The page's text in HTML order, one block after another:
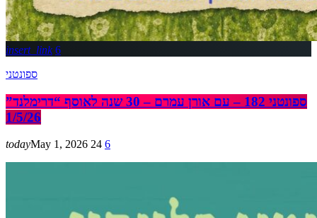
insert_link 6
ספונטני
ספונטני 182 – עם אורן עמרם – 30 שנה לאוסף “דרימלנד”
1/5/26
todayMay 1, 2026 24 6